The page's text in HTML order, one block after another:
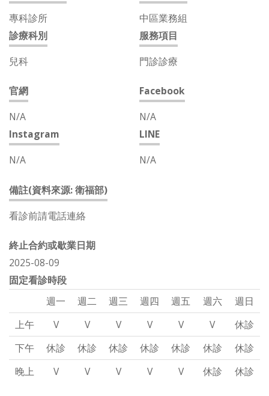
專科診所
中區業務組
診療科別
兒科
服務項目
門診診療
官網
N/A
Facebook
N/A
Instagram
N/A
LINE
N/A
備註(資料來源: 衛福部)
看診前請電話連絡
終止合約或歇業日期
2025-08-09
固定看診時段
週一
週二 週三 週四 週五 週六
週日
上午
V V V V V V
休診
下午
休診 休診 休診 休診 休診 休診
休診
晚上
V V V V V 休診 休診